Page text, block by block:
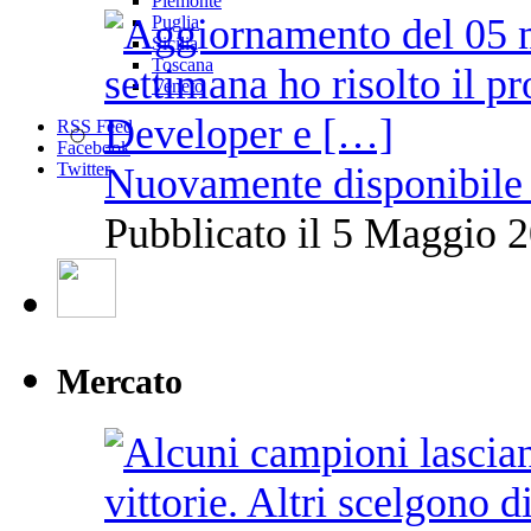
Puglia
Sicilia
Toscana
Veneto
RSS Feed
Facebook
TwitterNuovamente
Pubblicato il 5 Maggio
Mercato